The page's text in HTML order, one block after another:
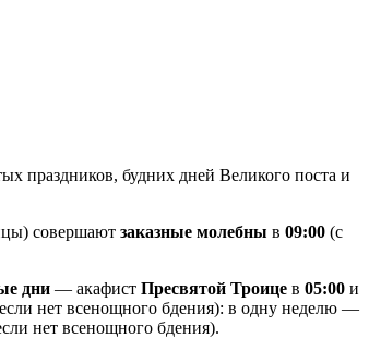
праздников, будних дней Великого поста и
совершают заказные молебны в 09:00 (с
дни — акафист Пресвятой Троице в 05:00 и
нет всенощного бдения): в одну неделю —
нет всенощного бдения).